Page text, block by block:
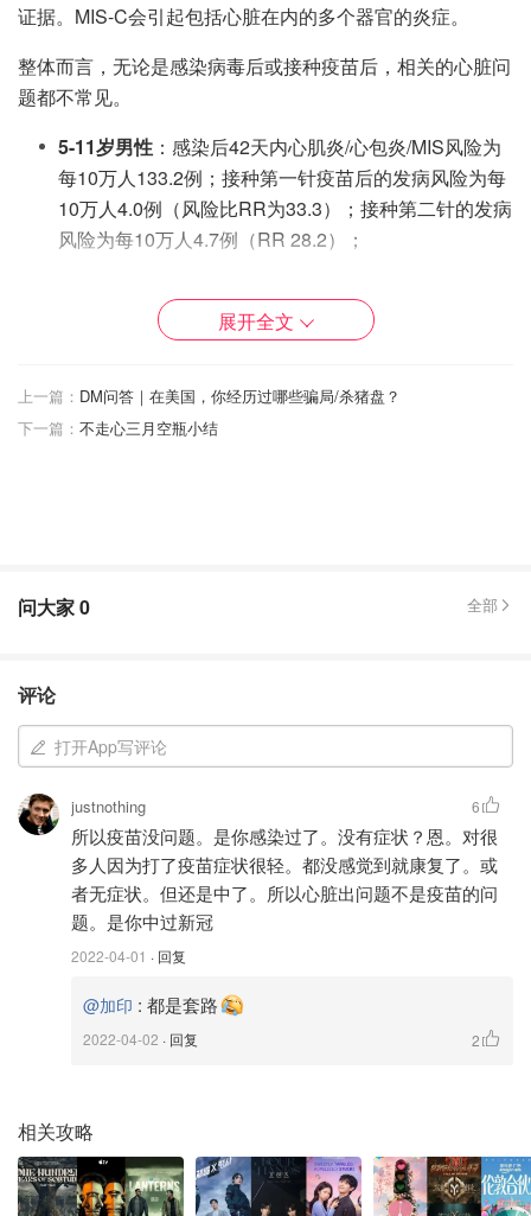
证据。MIS-C会引起包括心脏在内的多个器官的炎症。
整体而言，无论是感染病毒后或接种疫苗后，相关的心脏问
题都不常见。
5-11岁男性 ：感染后42天内心肌炎/心包炎/MIS风险为
每10万人133.2例；接种第一针疫苗后的发病风险为每
10万人4.0例（风险比RR为33.3）；接种第二针的发病
风险为每10万人4.7例（RR 28.2）；
人150.5~180.0例；感染与接种第一针后发病风险比
（RR）为4.9-69.0，第二针RR 1.8~5.6，RR具有统计
18-29岁男性：感染后心肌炎、心包炎或MIS的发病率
115.2）。
via Getty Images file）
展开全文
上一篇： DM问答｜在美国，你经历过哪些骗局/杀猪盘？
下一篇： 不走心三月空瓶小结
问大家0 全部
评论
打开App写评论
justnothing
所以疫苗没问题。是你感染过了。没有症状？恩。对很
多人因为打了疫苗症状很轻。都没感觉到就康复了。或
者无症状。但还是中了。所以心脏出问题不是疫苗的问
题。是你中过新冠
2022-04-01 · 回复
6
@加印 : 都是套路
2022-04-02 · 回复 2
相关攻略